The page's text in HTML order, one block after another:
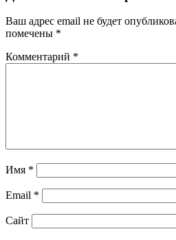
Ваш адрес email не будет
помечены *
Комментарий *
Имя *
Email *
Сайт